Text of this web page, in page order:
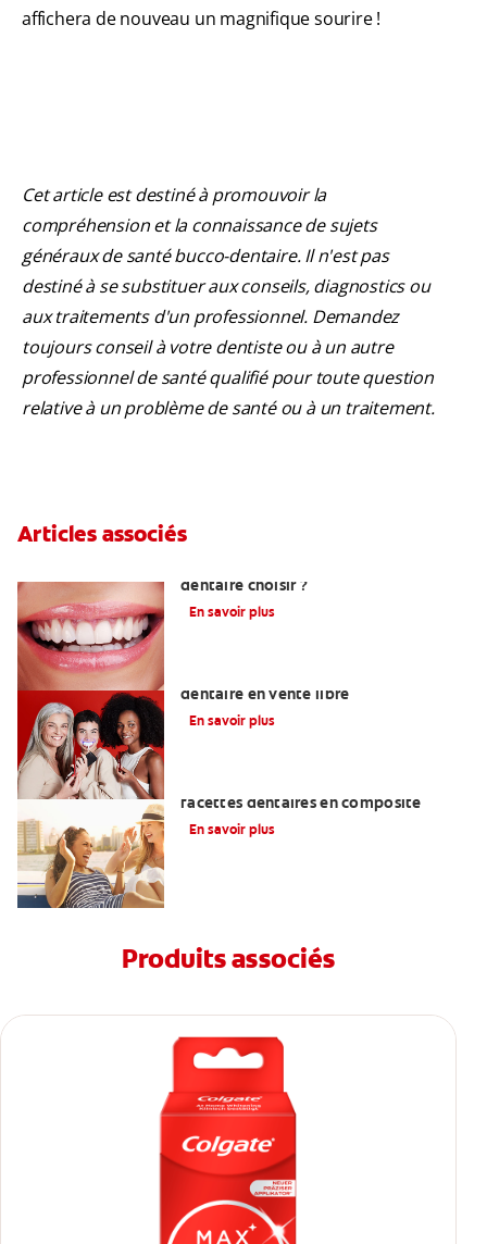
affichera de nouveau un magnifique sourire !
Cet article est destiné à promouvoir la
compréhension et la connaissance de sujets
généraux de santé bucco-dentaire. Il n'est pas
destiné à se substituer aux conseils, diagnostics ou
aux traitements d'un professionnel. Demandez
toujours conseil à votre dentiste ou à un autre
professionnel de santé qualifié pour toute question
relative à un problème de santé ou à un traitement.
Articles associés
dentaire choisir ?
En savoir plus
dentaire en vente libre
En savoir plus
facettes dentaires en composite
En savoir plus
Produits associés